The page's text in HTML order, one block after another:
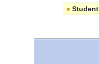
● Student